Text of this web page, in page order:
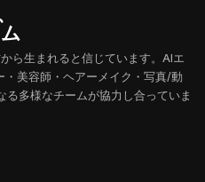
ら生まれると信じています。AIエ
美容師・ヘアーメイク・写真/動
多様なチームが協力し合っていま